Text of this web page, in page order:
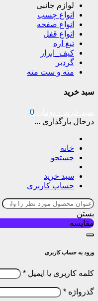
لوازم جانبی
انواع چسب
انواع صفحه
انواع قفل
تیغ اره
کیف_ابزار
گردبر
مته و ست مته
سبد خرید
0
درحال بارگذاری ...
خانه
جستجو
سبد خرید
حساب کاربری
بستن
مقایسه
ورود به حساب کاربری
کلمه کاربری یا ایمیل *
گذرواژه *